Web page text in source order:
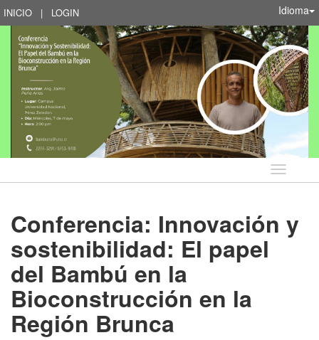
INICIO | LOGIN Idioma
Idioma
Conferencia: Innovación y
sostenibilidad: El papel
del Bambú en la
Bioconstrucción en la
Región Brunca